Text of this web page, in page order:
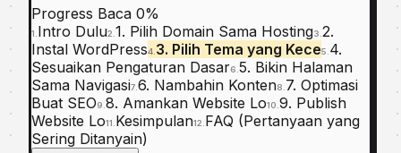
Progress Baca 0%
1.Intro Dulu2.1. Pilih Domain Sama Hosting3.2.
Instal WordPress4.3. Pilih Tema yang Kece5.4.
Sesuaikan Pengaturan Dasar6.5. Bikin Halaman
Sama Navigasi7.6. Nambahin Konten8.7. Optimasi
Buat SEO9.8. Amankan Website Lo10.9. Publish
Website Lo11.Kesimpulan12.FAQ (Pertanyaan yang
Sering Ditanyain)